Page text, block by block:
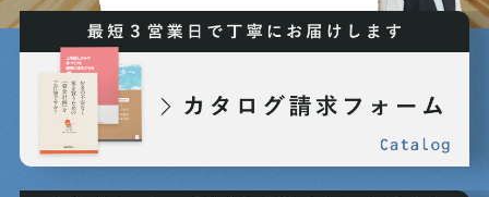
2025年04月 (8)
2025年03月 (7)